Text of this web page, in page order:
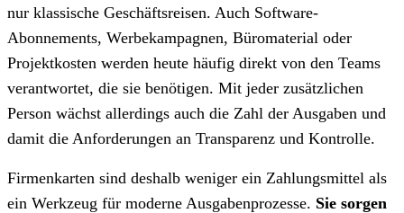
nur klassische Geschäftsreisen. Auch Software-
Abonnements, Werbekampagnen, Büromaterial oder
Projektkosten werden heute häufig direkt von den Teams
verantwortet, die sie benötigen. Mit jeder zusätzlichen
Person wächst allerdings auch die Zahl der Ausgaben und
damit die Anforderungen an Transparenz und Kontrolle.
Firmenkarten sind deshalb weniger ein Zahlungsmittel als
ein Werkzeug für moderne Ausgabenprozesse. Sie sorgen